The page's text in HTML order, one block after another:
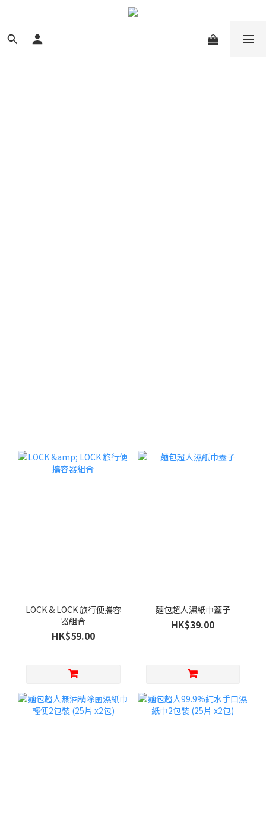
LOCK & LOCK 旅行便攜容
器組合
HK$59.00
麵包超人濕紙巾蓋子
HK$39.00